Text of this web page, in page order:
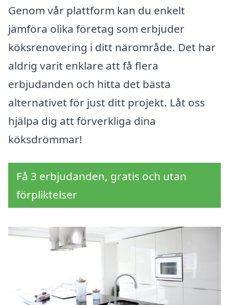
Genom vår plattform kan du enkelt
jämföra olika företag som erbjuder
köksrenovering i ditt närområde. Det har
aldrig varit enklare att få flera
erbjudanden och hitta det bästa
alternativet för just ditt projekt. Låt oss
hjälpa dig att förverkliga dina
köksdrömmar!
Få 3 erbjudanden, gratis och utan
förpliktelser